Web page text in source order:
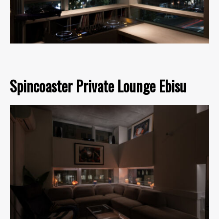
Spincoaster Private Lounge Ebisu